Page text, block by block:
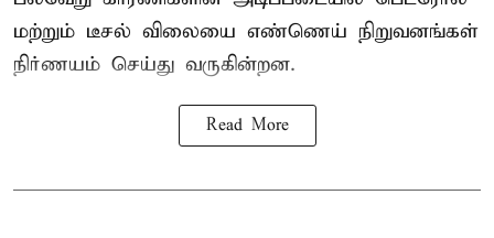
மற்றும் டீசல் விலையை எண்ணெய் நிறுவனங்கள்
நிர்ணயம் செய்து வருகின்றன.
Read More